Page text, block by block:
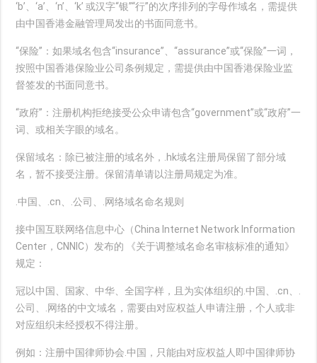
‘b’、‘a’、‘n’、‘k’ 或汉字“银”“行”的次序排列的字母作域名，需提供
由中国香港金融管理局发出的书面同意书。
“保险”：如果域名包含“insurance”、“assurance”或“保险”一词，
按照中国香港保险业公司条例规定，需提供由中国香港保险业监
督签发的书面同意书。
“政府”：注册机构拒绝接受公众申请包含“government”或“政府”一
词、或相关字眼的域名。
保留域名：除已被注册的域名外，.hk域名注册局保留了部分域
名，暂不接受注册。保留清单请以注册局规定为准。
.中国、.cn、.公司、.网络域名命名规则
接中国互联网络信息中心（China Internet Network Information
Center，CNNIC）发布的 《关于调整域名命名审核标准的通知》
规定：
冠以中国、国家、中华、全国字样，且为实体组织的.中国、.cn、.
公司、.网络的中文域名，需要由对应权益人申请注册，个人或非
对应组织未经授权不得注册。
例如：注册中国律师协会.中国，只能由对应权益人即中国律师协